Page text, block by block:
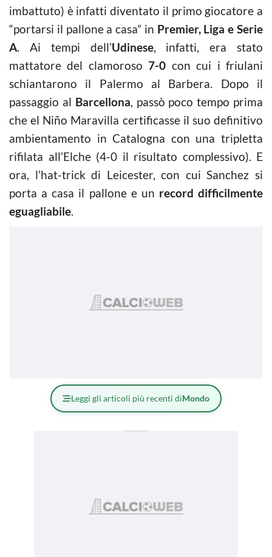
imbattuto) è infatti diventato il primo giocatore a
“portarsi il pallone a casa” in Premier, Liga e Serie
A. Ai tempi dell’Udinese, infatti, era stato
mattatore del clamoroso 7-0 con cui i friulani
schiantarono il Palermo al Barbera. Dopo il
passaggio al Barcellona, passò poco tempo prima
che el Niño Maravilla certificasse il suo definitivo
ambientamento in Catalogna con una tripletta
rifilata all’Elche (4-0 il risultato complessivo). E
ora, l’hat-trick di Leicester, con cui Sanchez si
porta a casa il pallone e un record difficilmente
eguagliabile.
Leggi gli articoli più recenti diMondo